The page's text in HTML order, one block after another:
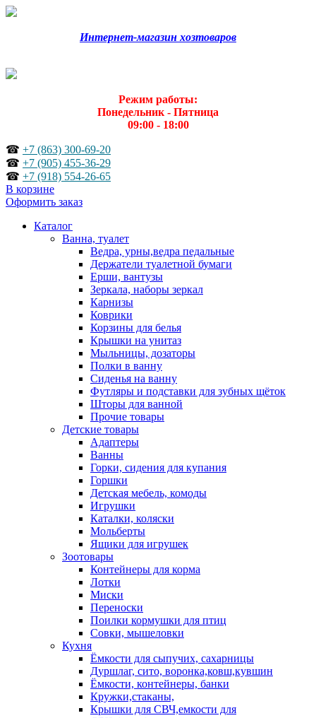
Интернет-магазин хозтоваров
Режим работы:
Понедельник - Пятница
09:00 - 18:00
☎ +7 (863) 300-69-20
☎ +7 (905) 455-36-29
☎ +7 (918) 554-26-65
В корзине
Оформить заказ
Каталог
Ванна, туалет
Ведра, урны,ведра педальные
Держатели туалетной бумаги
Ерши, вантузы
Зеркала, наборы зеркал
Карнизы
Коврики
Корзины для белья
Крышки на унитаз
Мыльницы, дозаторы
Полки в ванну
Сиденья на ванну
Футляры и подставки для зубных щёток
Шторы для ванной
Прочие товары
Детские товары
Адаптеры
Ванны
Горки, сидения для купания
Горшки
Детская мебель, комоды
Игрушки
Каталки, коляски
Мольберты
Ящики для игрушек
Зоотовары
Контейнеры для корма
Лотки
Миски
Переноски
Поилки кормушки для птиц
Совки, мышеловки
Кухня
Ёмкости для сыпучих, сахарницы
Дуршлаг, сито, воронка,ковш,кувшин
Ёмкости, контейнеры, банки
Кружки,стаканы,
Крышки для СВЧ,емкости для